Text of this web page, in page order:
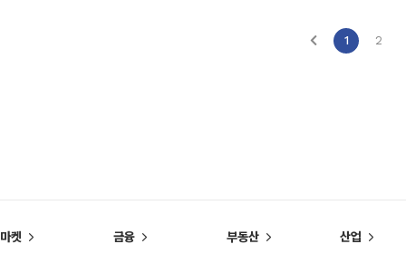
1 2
마켓 금융 부동산 산업